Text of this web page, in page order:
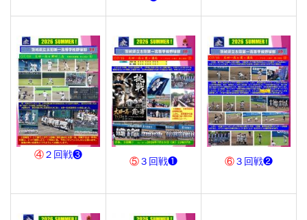
④２回戦❸ ⑤３回戦❶ ⑥３回戦❷